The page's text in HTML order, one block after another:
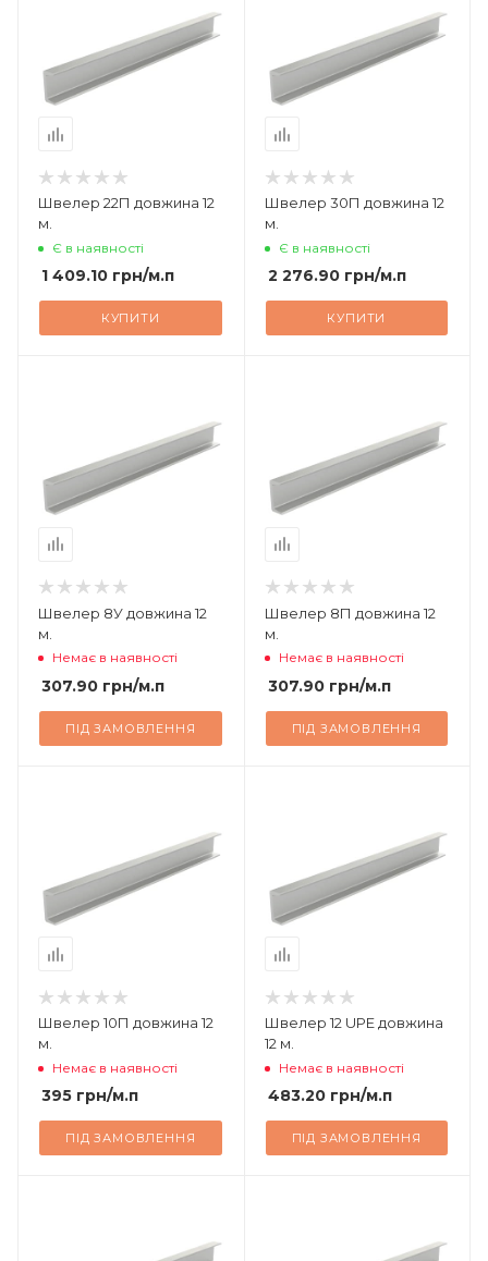
Швелер 22П довжина 12
м.
Є в наявності
1 409.10 грн/м.п
КУПИТИ
Швелер 30П довжина 12
м.
Є в наявності
2 276.90грн/м.п
КУПИТИ
Швелер 8У довжина 12
м.
Немає в наявності
307.90 грн/м.п
ПІД ЗАМОВЛЕННЯ
Швелер 8П довжина 12
м.
Немає в наявності
307.90грн/м.п
ПІД ЗАМОВЛЕННЯ
Швелер 10П довжина 12
м.
Немає в наявності
395 грн/м.п
ПІД ЗАМОВЛЕННЯ
Швелер 12 UPE довжина
12 м.
Немає в наявності
483.20грн/м.п
ПІД ЗАМОВЛЕННЯ